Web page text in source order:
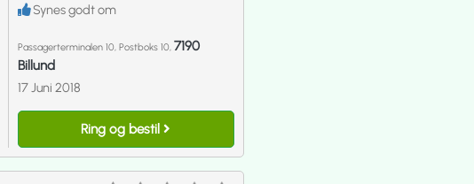
Synes godt om
Passagerterminalen 10, Postboks 10, 7190
Billund
17 Juni 2018
Ring og bestil